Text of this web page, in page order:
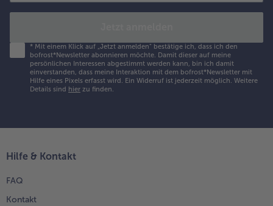
* Mit einem Klick auf „Jetzt anmelden" bestätige ich, dass ich den
bofrost*Newsletter abonnieren möchte. Damit dieser auf meine
persönlichen Interessen abgestimmt werden kann, bin ich damit
einverstanden, dass meine Interaktion mit dem bofrost*Newsletter mit
Hilfe eines Pixels erfasst wird. Ein Widerruf ist jederzeit möglich. Weitere
Details sind hier zu finden.
Hilfe & Kontakt
FAQ
Kontakt